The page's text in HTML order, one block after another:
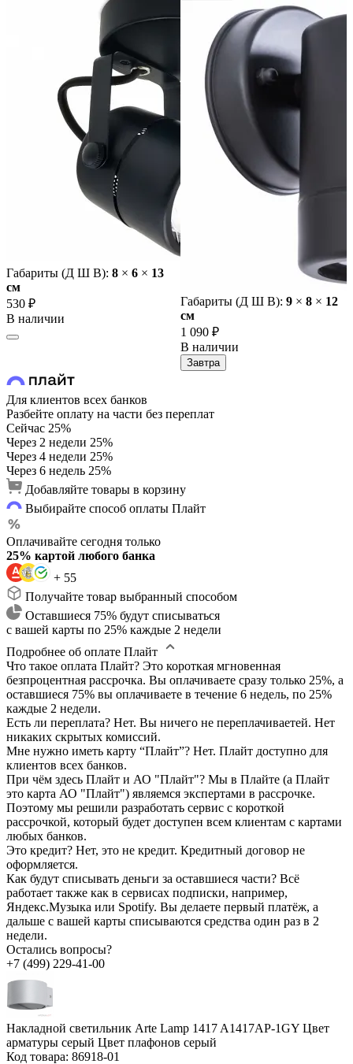
Габариты (Д Ш В): 8 × 6 × 13
cм
530 ₽
В наличии
Габариты (Д Ш В): 9 × 8 × 12
cм
1 090 ₽
В наличии
Завтра
Для клиентов всех банков
Разбейте оплату на части без переплат
Сейчас 25%
Через 2 недели 25%
Через 4 недели 25%
Через 6 недель 25%
Добавляйте товары в корзину
Выбирайте способ оплаты Плайт
Оплачивайте сегодня только
25% картой любого банка
+ 55
Получайте товар выбранный способом
Оставшиеся 75% будут списываться
с вашей карты по 25% каждые 2 недели
Подробнее об оплате Плайт
Что такое оплата Плайт? Это короткая мгновенная
безпроцентная рассрочка. Вы оплачиваете сразу только 25%, а
оставшиеся 75% вы оплачиваете в течение 6 недель, по 25%
каждые 2 недели.
Есть ли переплата? Нет. Вы ничего не переплачиваетей. Нет
никаких скрытых комиссий.
Мне нужно иметь карту “Плайт”? Нет. Плайт доступно для
клиентов всех банков.
При чём здесь Плайт и АО "Плайт"? Мы в Плайте (а Плайт
это карта АО "Плайт") являемся экспертами в рассрочке.
Поэтому мы решили разработать сервис с короткой
рассрочкой, который будет доступен всем клиентам с картами
любых банков.
Это кредит? Нет, это не кредит. Кредитный договор не
оформляется.
Как будут списывать деньги за оставшиеся части? Всё
работает также как в сервисах подписки, например,
Яндекс.Музыка или Spotify. Вы делаете первый платёж, а
дальше с вашей карты списываются средства один раз в 2
недели.
Остались вопросы?
+7 (499) 229-41-00
Накладной светильник Arte Lamp 1417 A1417AP-1GY Цвет
арматуры серый Цвет плафонов серый
Код товара: 86918-01